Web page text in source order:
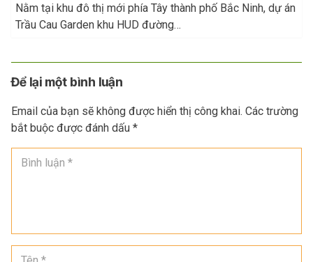
Nằm tại khu đô thị mới phía Tây thành phố Bắc Ninh, dự án
Trầu Cau Garden khu HUD đường…
Để lại một bình luận
Email của bạn sẽ không được hiển thị công khai. Các trường
bắt buộc được đánh dấu *